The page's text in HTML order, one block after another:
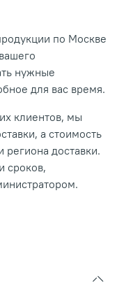
по Москве
нужные
для вас время.
клиентов, мы
а стоимость
региона доставки.
сроков,